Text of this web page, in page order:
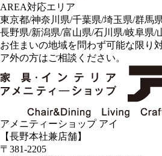
AREA対応エリア
東京都/神奈川県/千葉県/埼玉県/群馬
長野県/新潟県/富山県/石川県/岐阜県/
お住まいの地域を問わず可能な限り
ア外の方はご相談ください。
アメニティーショップ アイ
【長野本社兼店舗】
〒381-2205